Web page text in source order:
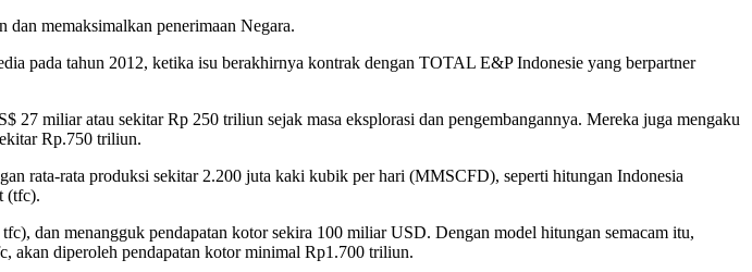
memaksimalkan penerimaan Negara.
pada tahun 2012, ketika isu berakhirnya kontrak dengan TOTAL E&P Indonesie yang berpartner
miliar atau sekitar Rp 250 triliun sejak masa eksplorasi dan pengembangannya. Mereka juga mengaku
Rp.750 triliun.
rata-rata produksi sekitar 2.200 juta kaki kubik per hari (MMSCFD), seperti hitungan Indonesia
(tfc).
dan menangguk pendapatan kotor sekira 100 miliar USD. Dengan model hitungan semacam itu,
akan diperoleh pendapatan kotor minimal Rp1.700 triliun.